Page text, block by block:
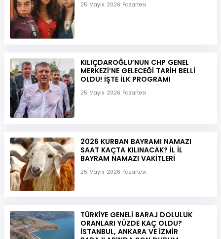
25 Mayıs 2026 Pazartesi
KILIÇDAROĞLU’NUN CHP GENEL
MERKEZİ’NE GELECEĞİ TARİH BELLİ
OLDU! İŞTE İLK PROGRAMI
25 Mayıs 2026 Pazartesi
2026 KURBAN BAYRAMI NAMAZI
SAAT KAÇTA KILINACAK? İL İL
BAYRAM NAMAZI VAKİTLERİ
25 Mayıs 2026 Pazartesi
TÜRKİYE GENELİ BARAJ DOLULUK
ORANLARI YÜZDE KAÇ OLDU?
İSTANBUL, ANKARA VE İZMİR